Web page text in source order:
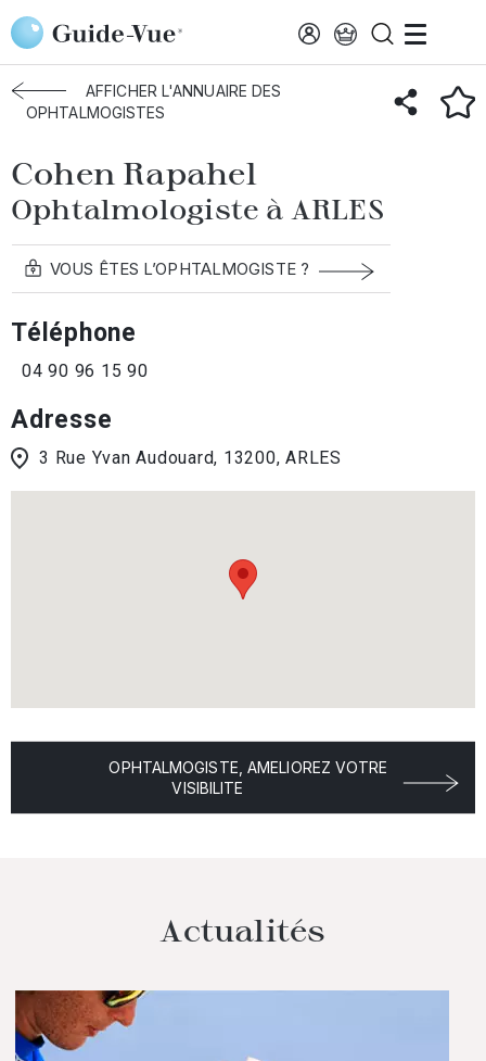
Aller au contenu principal
Accueil Annuaire des ophtalmologistes Arles Cohen Rapahel
AFFICHER L'ANNUAIRE DES
OPHTALMOGISTES
Cohen Rapahel
Ophtalmologiste à ARLES
VOUS ÊTES L’OPHTALMOGISTE ?
Téléphone
04 90 96 15 90
Adresse
3 Rue Yvan Audouard, 13200, ARLES
OPHTALMOGISTE, AMELIOREZ VOTRE
VISIBILITE
Actualités